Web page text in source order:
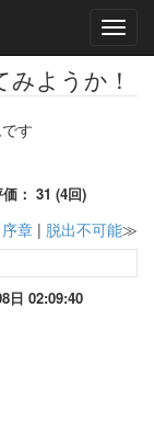
ようか！
す
： 31 (4回)
章 | 脱出不可能≫
日 02:09:40